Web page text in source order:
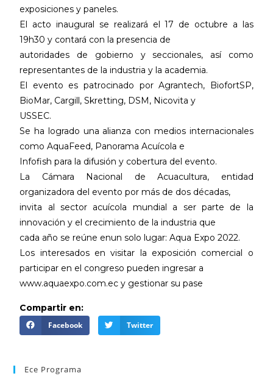
exposiciones y paneles.
El acto inaugural se realizará el 17 de octubre a las
19h30 y contará con la presencia de
autoridades de gobierno y seccionales, así como
representantes de la industria y la academia.
El evento es patrocinado por Agrantech, BiofortSP,
BioMar, Cargill, Skretting, DSM, Nicovita y
USSEC.
Se ha logrado una alianza con medios internacionales
como AquaFeed, Panorama Acuícola e
Infofish para la difusión y cobertura del evento.
La Cámara Nacional de Acuacultura, entidad
organizadora del evento por más de dos décadas,
invita al sector acuícola mundial a ser parte de la
innovación y el crecimiento de la industria que
cada año se reúne enun solo lugar: Aqua Expo 2022.
Los interesados en visitar la exposición comercial o
participar en el congreso pueden ingresar a
www.aquaexpo.com.ec y gestionar su pase
Compartir en:
Facebook Twitter
Ece Programa